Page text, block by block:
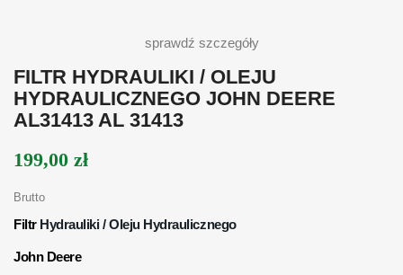
sprawdź szczegóły
FILTR HYDRAULIKI / OLEJU
HYDRAULICZNEGO JOHN DEERE
AL31413 AL 31413
199,00 zł
Brutto
Filtr Hydrauliki / Oleju Hydraulicznego
John Deere